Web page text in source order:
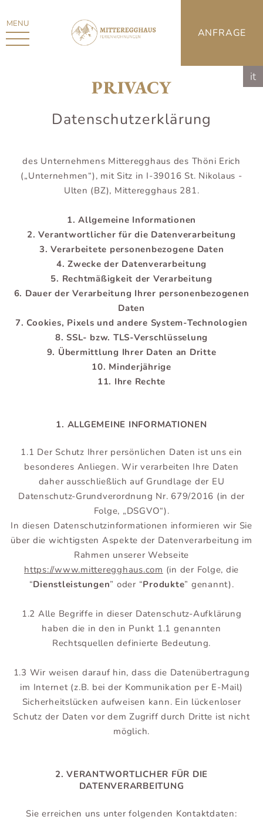
MENU
ANFRAGE
it
PRIVACY
Datenschutzerklärung
des Unternehmens Mitteregghaus des Thöni Erich
(„Unternehmen“), mit Sitz in I-39016 St. Nikolaus -
Ulten (BZ), Mitteregghaus 281.
1. Allgemeine Informationen
2. Verantwortlicher für die Datenverarbeitung
3. Verarbeitete personenbezogene Daten
4. Zwecke der Datenverarbeitung
5. Rechtmäßigkeit der Verarbeitung
6. Dauer der Verarbeitung Ihrer personenbezogenen
Daten
7. Cookies, Pixels und andere System-Technologien
8. SSL- bzw. TLS-Verschlüsselung
9. Übermittlung Ihrer Daten an Dritte
10. Minderjährige
11. Ihre Rechte
1. ALLGEMEINE INFORMATIONEN
1.1 Der Schutz Ihrer persönlichen Daten ist uns ein
besonderes Anliegen. Wir verarbeiten Ihre Daten
daher ausschließlich auf Grundlage der EU
Datenschutz-Grundverordnung Nr. 679/2016 (in der
Folge, „DSGVO“).
In diesen Datenschutzinformationen informieren wir Sie
über die wichtigsten Aspekte der Datenverarbeitung im
Rahmen unserer Webseite
https://www.mitteregghaus.com (in der Folge, die
“Dienstleistungen” oder “Produkte” genannt).
1.2 Alle Begriffe in dieser Datenschutz-Aufklärung
haben die in den in Punkt 1.1 genannten
Rechtsquellen definierte Bedeutung.
1.3 Wir weisen darauf hin, dass die Datenübertragung
im Internet (z.B. bei der Kommunikation per E-Mail)
Sicherheitslücken aufweisen kann. Ein lückenloser
Schutz der Daten vor dem Zugriff durch Dritte ist nicht
möglich.
2. VERANTWORTLICHER FÜR DIE
DATENVERARBEITUNG
Sie erreichen uns unter folgenden Kontaktdaten: